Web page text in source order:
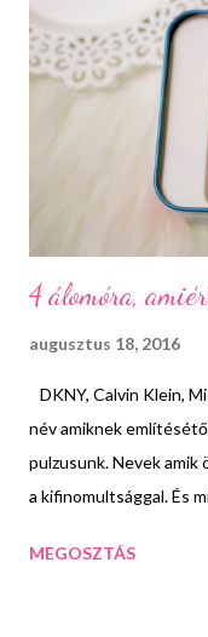
ben első párizsi üzletét,
rövid időn belül a
Chanel teremtette
elutasította és a
megnehezítő, giccses
4 álomóra,
augusztus 18, 2016
DKNY, Calvin Klein,
név amiknek
pulzusunk. Nevek amik
a kifinomultsággal. És
koromban mindenki
MEGOSZTÁS